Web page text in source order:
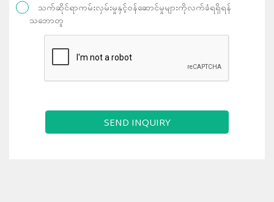
သက်ဆိုင်ရာကမ်းလှမ်းမှုနှင့်ဝန်ဆောင်မှုများကိုလက်ခံရရှိရန်
သဘောတူ
SEND INQUIRY